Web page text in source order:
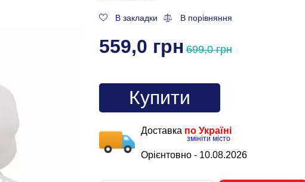
В закладки В порівняння
559,0 грн 699,0 грн
Купити
Доставка по Україні
змініти місто
Орієнтовно - 10.08.2026